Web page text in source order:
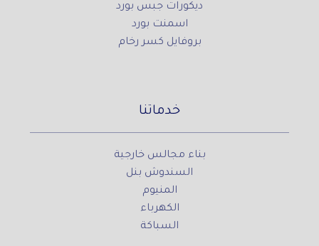
ديكورات جبس بورد
اسمنت بورد
بروفايل كسر رخام
خدماتنا
بناء مجالس خارجية
السندوش بنل
المنيوم
الكهرباء
السباكة